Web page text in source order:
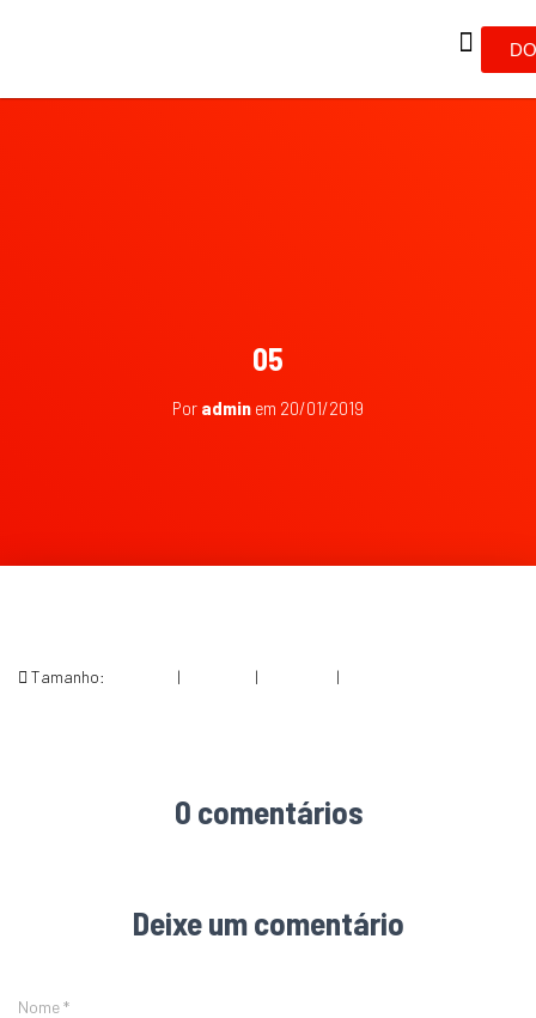
05
Por admin em 20/01/2019
Tamanho: | | |
0 comentários
Deixe um comentário
Nome*